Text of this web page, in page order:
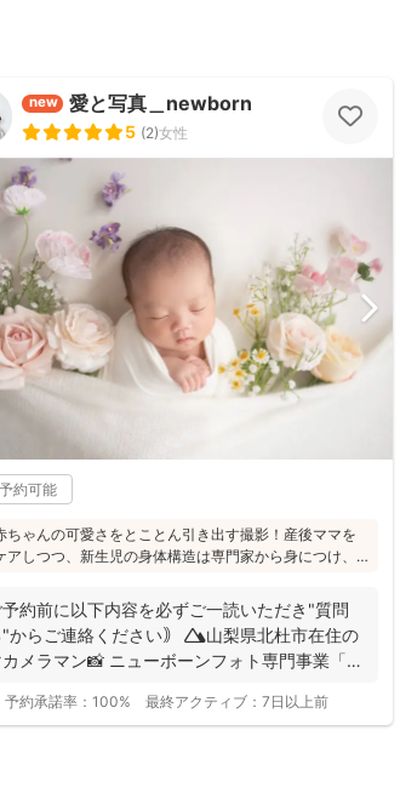
new 愛と写真＿newborn
5 (2)女性
約可能
ちゃんの可愛さをとことん引き出す撮影！産後ママを
アしつつ、新生児の身体構造は専門家から身につけ、
ロボの安定した光で綺麗に撮影可能◎山梨県でニューボ
ンフォトを検討している方は、ぜひ相談してみてくだ
い（^^）
予約前に以下内容を必ずご一読いただき"質問
からご連絡ください｠ ⛰️山梨県北杜市在住の
カメラマン📸 ニューボーンフォト専門事業「
予約承諾率： 100% 最終アクティブ： 7日以上前